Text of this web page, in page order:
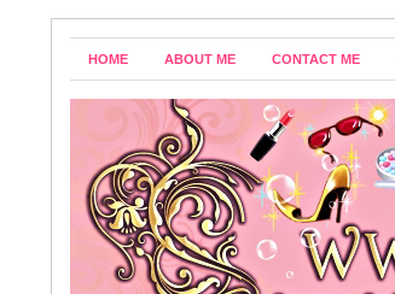
HOME ABOUT ME CONTACT ME